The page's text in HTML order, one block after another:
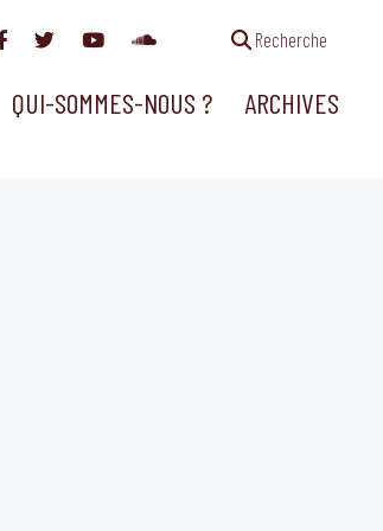
Recherche
QUI-SOMMES-NOUS ? ARCHIVES